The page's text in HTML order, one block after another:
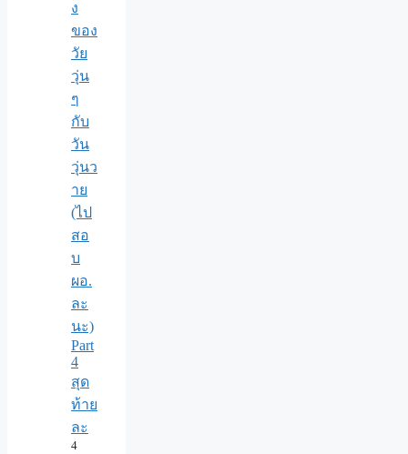
ง
ของ
วัย
วุ่น
ๆ
กับ
วัน
วุ่นว
าย
(ไป
สอ
บ
ผอ.
ละ
นะ)
Part
4
สุด
ท้าย
ละ
4